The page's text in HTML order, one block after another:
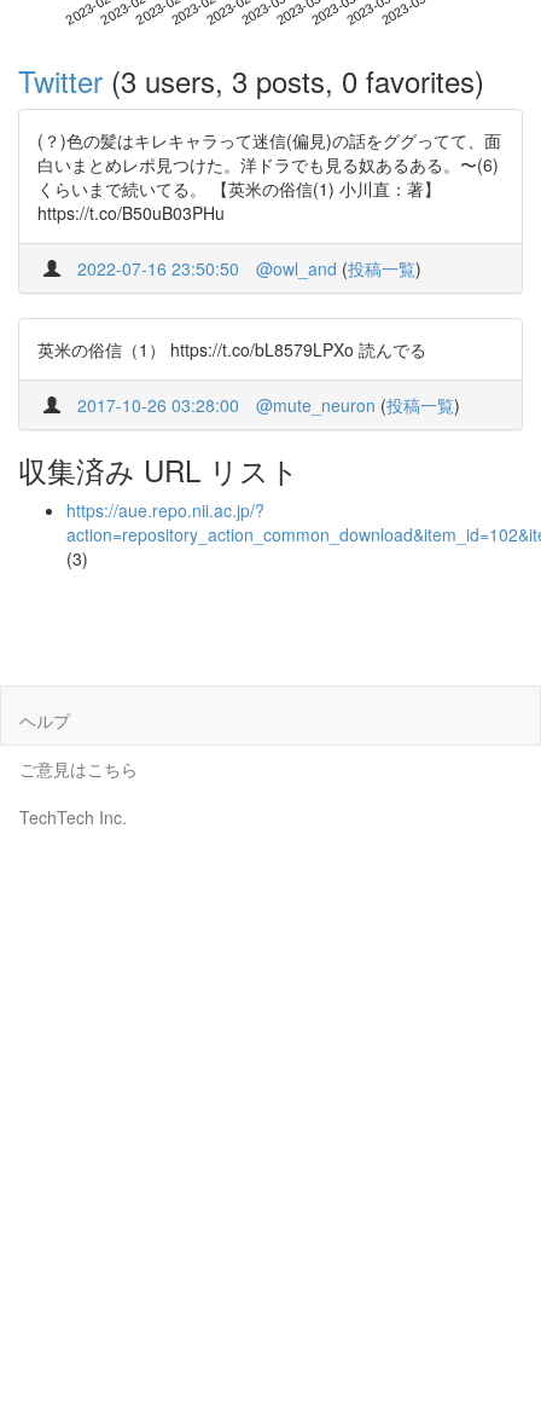
Twitter (3 users, 3 posts, 0 favorites)
(？)色の髪はキレキャラって迷信(偏見)の話をググってて、面
白いまとめレポ見つけた。洋ドラでも見る奴あるある。〜(6)
くらいまで続いてる。 【英米の俗信(1) 小川直：著】
https://t.co/B50uB03PHu
2022-07-16 23:50:50 @owl_and (投稿一覧)
英米の俗信（1） https://t.co/bL8579LPXo 読んでる
2017-10-26 03:28:00 @mute_neuron (投稿一覧)
収集済み URL リスト
https://aue.repo.nii.ac.jp/?
(3)
ヘルプ
ご意見はこちら
TechTech Inc.